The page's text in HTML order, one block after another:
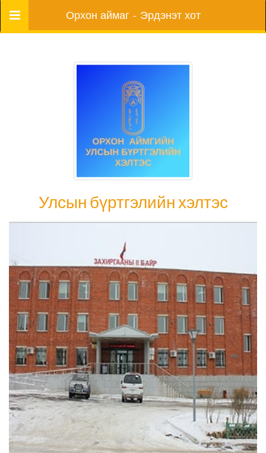
Цэс Орхон аймаг - Эрдэнэт хот
Улсын бүртгэлийн хэлтэс
Улсын бүртгэлийн хэлтэс